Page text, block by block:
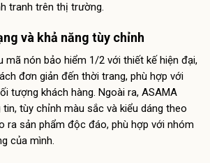
tranh trên thị trường.
và khả năng tùy chỉnh
mã nón bảo hiểm 1/2 với thiết kế hiện đại,
đơn giản đến thời trang, phù hợp với
tượng khách hàng. Ngoài ra, ASAMA
tùy chỉnh màu sắc và kiểu dáng theo
ra sản phẩm độc đáo, phù hợp với nhóm
của mình.